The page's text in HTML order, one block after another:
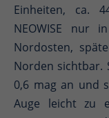
Einheiten, ca.
NEOWISE nur
Nordosten,
Norden sichtbar.
0,6 mag an und
Auge leicht zu